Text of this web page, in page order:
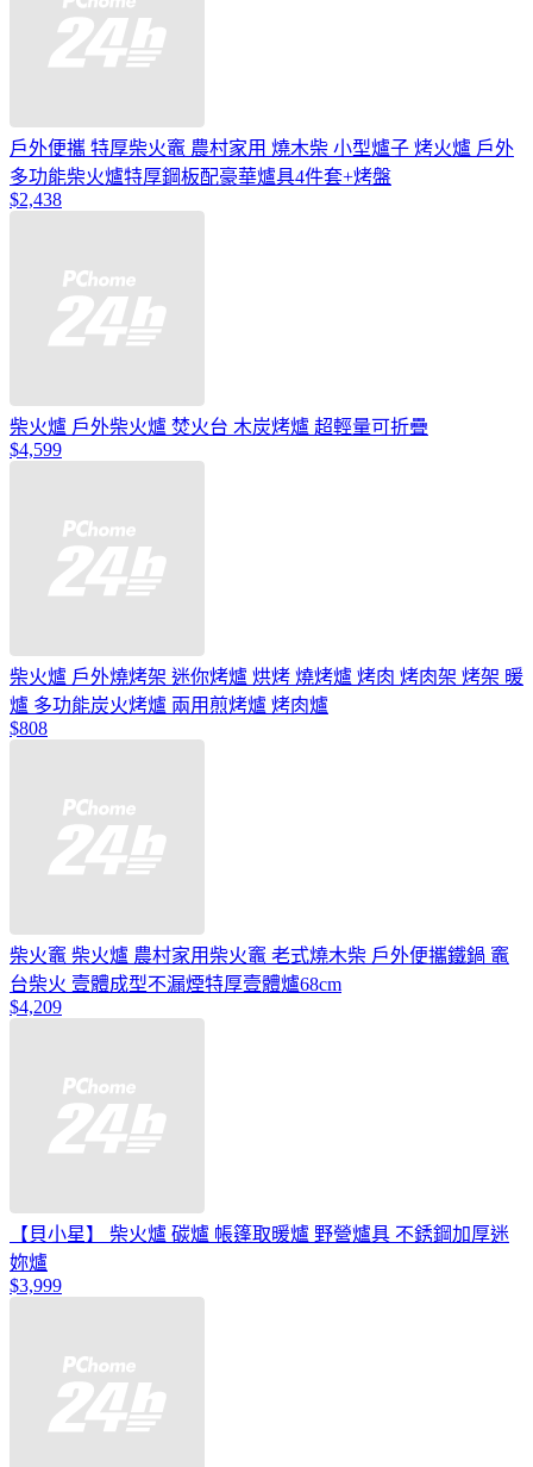
戶外便攜 特厚柴火竈 農村家用 燒木柴 小型爐子 烤火爐 戶外
多功能柴火爐特厚鋼板配豪華爐具4件套+烤盤
$2,438
柴火爐 戶外柴火爐 焚火台 木炭烤爐 超輕量可折疊
$4,599
柴火爐 戶外燒烤架 迷你烤爐 烘烤 燒烤爐 烤肉 烤肉架 烤架 暖
爐 多功能炭火烤爐 兩用煎烤爐 烤肉爐
$808
柴火竈 柴火爐 農村家用柴火竈 老式燒木柴 戶外便攜鐵鍋 竈
台柴火 壹體成型不漏煙特厚壹體爐68cm
$4,209
【貝小星】 柴火爐 碳爐 帳篷取暖爐 野營爐具 不銹鋼加厚迷
妳爐
$3,999